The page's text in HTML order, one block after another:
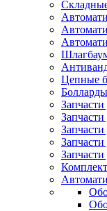
Цепные
Болларды